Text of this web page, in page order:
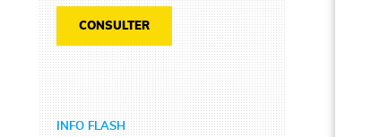
CONSULTER
INFO FLASH